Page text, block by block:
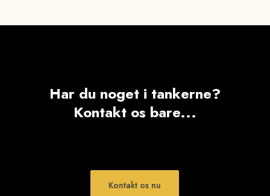
Har du noget i tankerne?
Kontakt os bare...
Kontakt os nu